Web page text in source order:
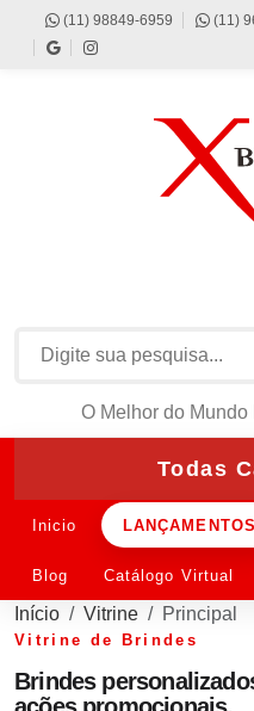
(11) 98849-6959 (11)
O Melhor do
Todas
Inicio LANÇAMENTOS
Blog Catálogo Virtual
Início Vitrine Principal
Vitrine de Brindes
Brindes